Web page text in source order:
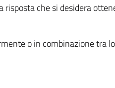
che si desidera
o in combinazione tra